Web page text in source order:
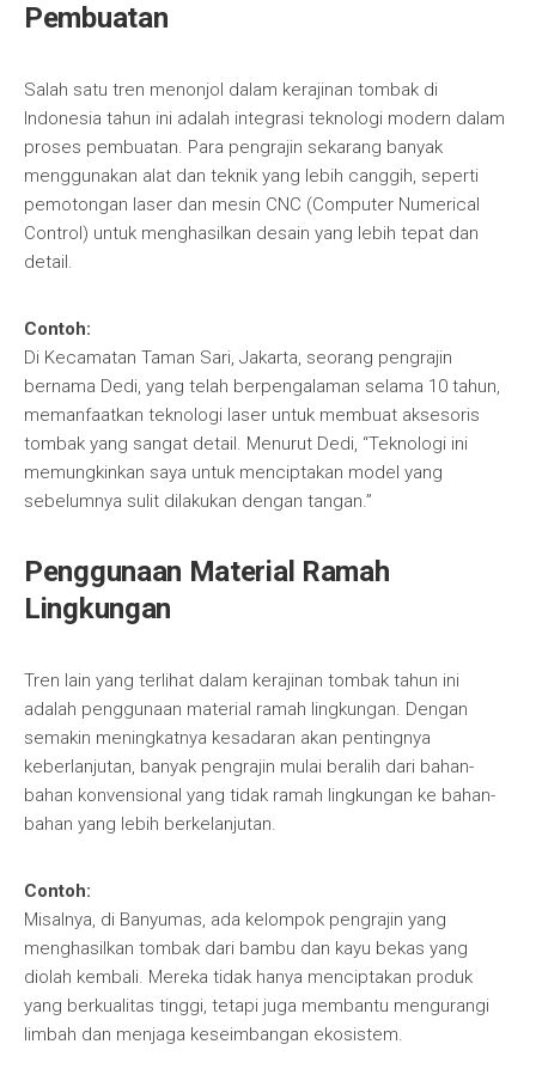
Pembuatan
Salah satu tren menonjol dalam kerajinan tombak di
Indonesia tahun ini adalah integrasi teknologi modern dalam
proses pembuatan. Para pengrajin sekarang banyak
menggunakan alat dan teknik yang lebih canggih, seperti
pemotongan laser dan mesin CNC (Computer Numerical
Control) untuk menghasilkan desain yang lebih tepat dan
detail.
Contoh:
Di Kecamatan Taman Sari, Jakarta, seorang pengrajin
bernama Dedi, yang telah berpengalaman selama 10 tahun,
memanfaatkan teknologi laser untuk membuat aksesoris
tombak yang sangat detail. Menurut Dedi, “Teknologi ini
memungkinkan saya untuk menciptakan model yang
sebelumnya sulit dilakukan dengan tangan.”
Penggunaan Material Ramah
Lingkungan
Tren lain yang terlihat dalam kerajinan tombak tahun ini
adalah penggunaan material ramah lingkungan. Dengan
semakin meningkatnya kesadaran akan pentingnya
keberlanjutan, banyak pengrajin mulai beralih dari bahan-
bahan konvensional yang tidak ramah lingkungan ke bahan-
bahan yang lebih berkelanjutan.
Contoh:
Misalnya, di Banyumas, ada kelompok pengrajin yang
menghasilkan tombak dari bambu dan kayu bekas yang
diolah kembali. Mereka tidak hanya menciptakan produk
yang berkualitas tinggi, tetapi juga membantu mengurangi
limbah dan menjaga keseimbangan ekosistem.